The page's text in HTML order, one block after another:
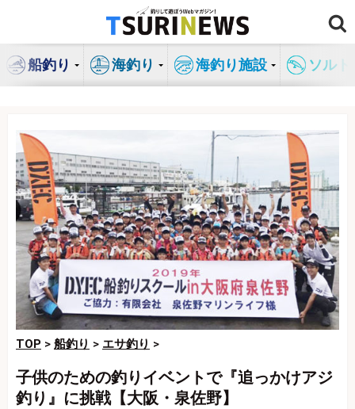
ン
船釣り 海釣り 海釣り施設 ソル
TOP > 船釣り > エサ釣り >
子供のための釣りイベントで『追っかけアジ
釣り』に挑戦【大阪・泉佐野】